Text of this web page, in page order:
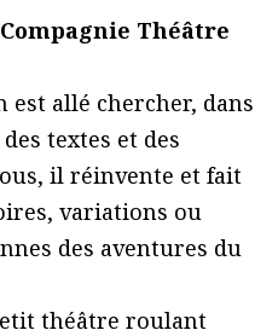
Théâtre
est allé chercher, dans
textes et des
il réinvente et fait
variations ou
des aventures du
théâtre roulant